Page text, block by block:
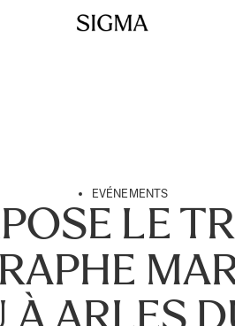
EVÉNEMENTS
LE
ARLES